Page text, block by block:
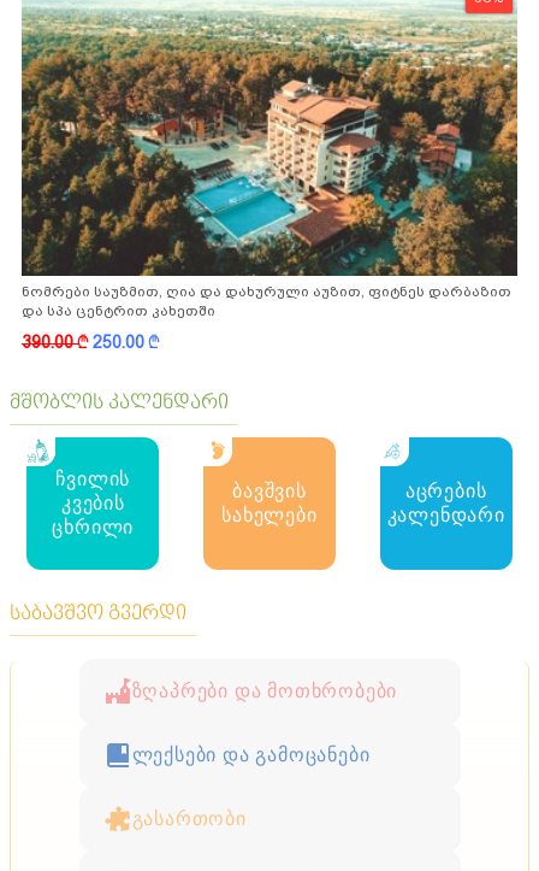
ნომრები საუზმით, ღია და დახურული აუზით, ფიტნეს დარბაზით
და სპა ცენტრით კახეთში
390.00k250.00k
მშობლის კალენდარი
ჩვილის
კვების
ცხრილი
ბავშვის
სახელები
აცრების
კალენდარი
საბავშვო გვერდი
ზღაპრები და მოთხრობები
ლექსები და გამოცანები
გასართობი